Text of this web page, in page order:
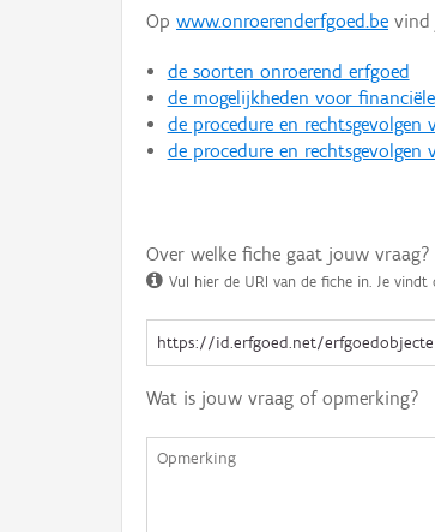
Op www.onroerenderfgoed.be vind
de soorten onroerend erfgoed
de mogelijkheden voor
de procedure en rechtsgevolgen
de procedure en
Over welke fiche gaat jouw vraag?
Vul hier de URI van de fiche in. Je
Wat is jouw vraag of opmerking?